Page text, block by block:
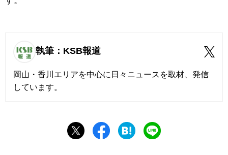
執筆：KSB報道
岡山・香川エリアを中心に日々ニュースを取材、発信
しています。